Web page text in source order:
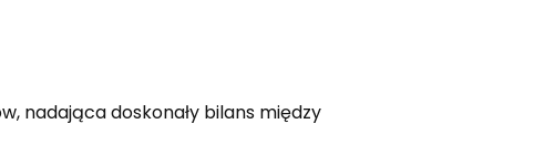
nadająca doskonały bilans między